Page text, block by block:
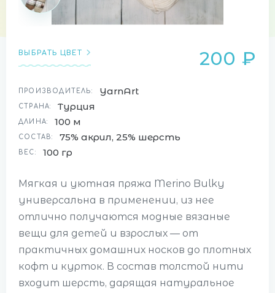
ВЫБРАТЬ ЦВЕТ 200 ₽
ПРОИЗВОДИТЕЛЬ: YarnArt
СТРАНА: Турция
ДЛИНА: 100 м
СОСТАВ: 75% акрил, 25% шерсть
ВЕС: 100 гр
Мягкая и уютная пряжа Merino Bulky
универсальна в применении, из нее
отлично получаются модные вязаные
вещи для детей и взрослых — от
практичных домашних носков до плотных
кофт и курток. В состав толстой нити
входит шерсть, дарящая натуральное